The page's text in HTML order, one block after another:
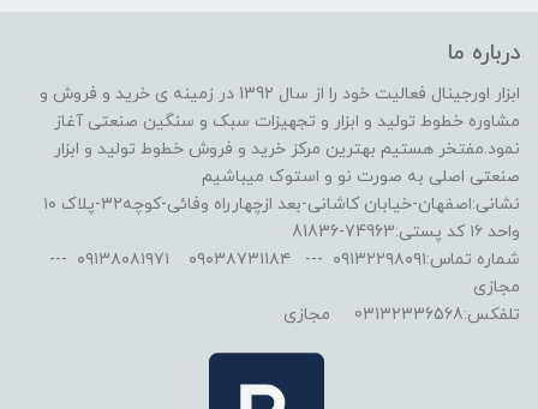
درباره ما
ابزار اورجینال فعالیت خود را از سال 1392 در زمینه ی خرید و فروش و
مشاوره خطوط تولید و ابزار و تجهیزات سبک و سنگین صنعتی آغاز
نمود.مفتخر هستیم بهترین مرکز خرید و فروش خطوط تولید و ابزار
صنعتی اصلی به صورت نو و استوک میباشیم
نشانی:اصفهان-خیابان کاشانی-بعد ازچهارراه وفائی-کوچه۳۲-پلاک ۱۰
واحد ۱۶ کد پستی:74963-81836
شماره تماس:۰۹۱۳۲۲۹۸۰۹۱ --- ۰۹۰۳۸۷۳۱۱۸۴ ۰۹۱۳۸۰۸۱۹۷۱ ---
مجازی
تلفکس:03132336568 مجازی